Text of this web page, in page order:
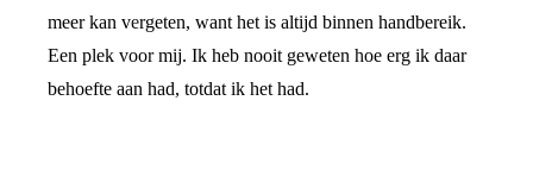
meer kan vergeten, want het is altijd binnen handbereik.
Een plek voor mij. Ik heb nooit geweten hoe erg ik daar
behoefte aan had, totdat ik het had.